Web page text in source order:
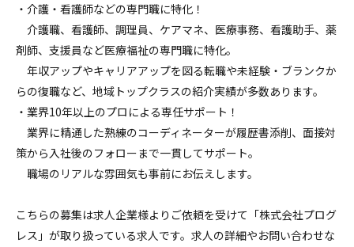
・介護・看護師などの専門職に特化！
介護職、看護師、調理員、ケアマネ、医療事務、看護助手、薬
剤師、支援員など医療福祉の専門職に特化。
年収アップやキャリアアップを図る転職や未経験・ブランクか
らの復職など、地域トップクラスの紹介実績が多数あります。
・業界10年以上のプロによる専任サポート！
業界に精通した熟練のコーディネーターが履歴書添削、面接対
策から入社後のフォローまで一貫してサポート。
職場のリアルな雰囲気も事前にお伝えします。
こちらの募集は求人企業様よりご依頼を受けて「株式会社プログ
レス」が取り扱っている求人です。求人の詳細やお問い合わせな